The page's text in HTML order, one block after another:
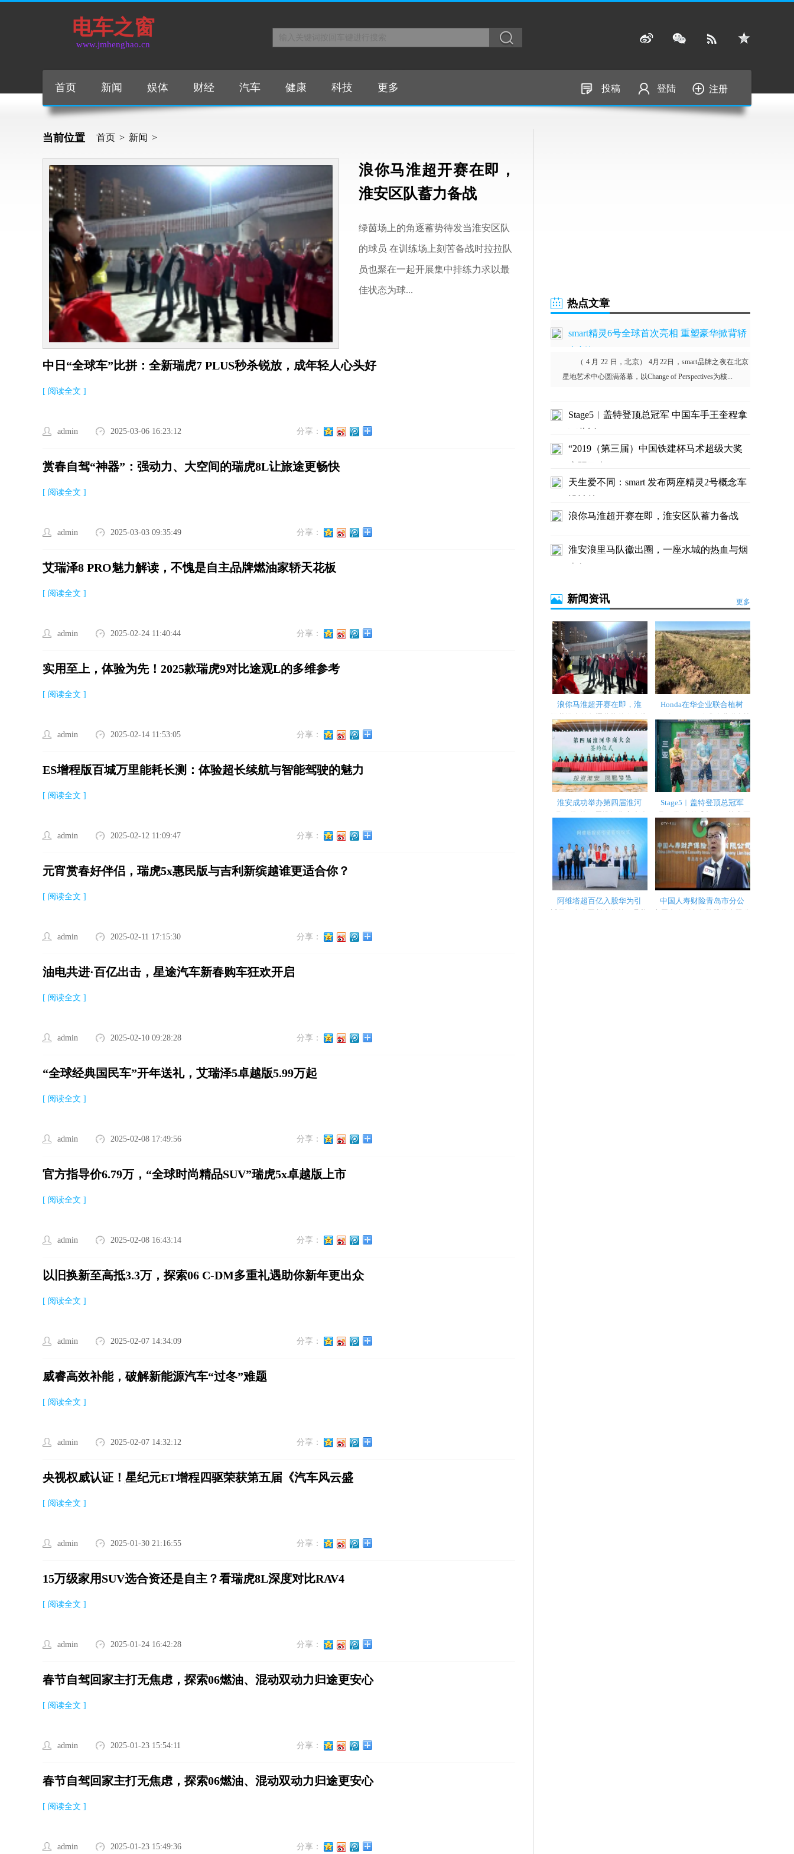
电车之窗
www.jmhenghao.cn
首页 新闻 娱体 财经 汽车 健康 科技 更多 投稿 登陆 注册
当前位置 首页 > 新闻 >
浪你马淮超开赛在即，
淮安区队蓄力备战
绿茵场上的角逐蓄势待发当淮安区队
的球员 在训练场上刻苦备战时拉拉队
员也聚在一起开展集中排练力求以最
佳状态为球...
中日“全球车”比拼：全新瑞虎7 PLUS秒杀锐放，成年轻人心头好
[ 阅读全文 ]
admin 2025-03-06 16:23:12 分享：
赏春自驾“神器”：强动力、大空间的瑞虎8L让旅途更畅快
[ 阅读全文 ]
admin 2025-03-03 09:35:49 分享：
艾瑞泽8 PRO魅力解读，不愧是自主品牌燃油家轿天花板
[ 阅读全文 ]
admin 2025-02-24 11:40:44 分享：
实用至上，体验为先！2025款瑞虎9对比途观L的多维参考
[ 阅读全文 ]
admin 2025-02-14 11:53:05 分享：
ES增程版百城万里能耗长测：体验超长续航与智能驾驶的魅力
[ 阅读全文 ]
admin 2025-02-12 11:09:47 分享：
元宵赏春好伴侣，瑞虎5x惠民版与吉利新缤越谁更适合你？
[ 阅读全文 ]
admin 2025-02-11 17:15:30 分享：
油电共进·百亿出击，星途汽车新春购车狂欢开启
[ 阅读全文 ]
admin 2025-02-10 09:28:28 分享：
“全球经典国民车”开年送礼，艾瑞泽5卓越版5.99万起
[ 阅读全文 ]
admin 2025-02-08 17:49:56 分享：
官方指导价6.79万，“全球时尚精品SUV”瑞虎5x卓越版上市
[ 阅读全文 ]
admin 2025-02-08 16:43:14 分享：
以旧换新至高抵3.3万，探索06 C-DM多重礼遇助你新年更出众
[ 阅读全文 ]
admin 2025-02-07 14:34:09 分享：
威睿高效补能，破解新能源汽车“过冬”难题
[ 阅读全文 ]
admin 2025-02-07 14:32:12 分享：
央视权威认证！星纪元ET增程四驱荣获第五届《汽车风云盛
[ 阅读全文 ]
admin 2025-01-30 21:16:55 分享：
15万级家用SUV选合资还是自主？看瑞虎8L深度对比RAV4
[ 阅读全文 ]
admin 2025-01-24 16:42:28 分享：
春节自驾回家主打无焦虑，探索06燃油、混动双动力归途更安心
[ 阅读全文 ]
admin 2025-01-23 15:54:11 分享：
春节自驾回家主打无焦虑，探索06燃油、混动双动力归途更安心
[ 阅读全文 ]
admin 2025-01-23 15:49:36 分享：
热点文章
smart精灵6号全球首次亮相 重塑豪华掀背轿
（ 4 月 22 日，北京） 4月22日，smart品牌之夜在北京
星地艺术中心圆满落幕，以Change of Perspectives为核...
Stage5︱盖特登顶总冠军 中国车手王奎程拿
“2019（第三届）中国铁建杯马术超级大奖
天生爱不同：smart 发布两座精灵2号概念车
浪你马淮超开赛在即，淮安区队蓄力备战
淮安浪里马队徽出圈，一座水城的热血与烟
新闻资讯 更多
浪你马淮超开赛在即，淮
安区队的球员 在训练场上刻苦
备战时...
Honda在华企业联合植树
树造林工程第四期项目新增
1,000亩新...
淮安成功举办第四届淮河
正式开幕,近200位知名侨领华
商代表出...
Stage5︱盖特登顶总冠军
届环海南岛国际公路自行车赛
阿维塔超百亿入股华为引 中国人寿财险青岛市分公